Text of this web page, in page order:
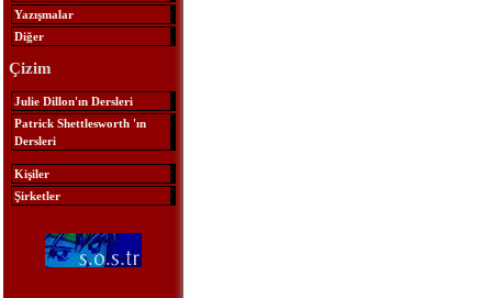
Yazışmalar
Diğer
Çizim
Julie Dillon'ın Dersleri
Patrick Shettlesworth 'ın
Dersleri
Kişiler
Şirketler